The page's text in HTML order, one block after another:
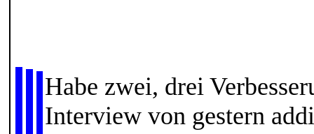
Habe zwei, drei
Interview von gestern